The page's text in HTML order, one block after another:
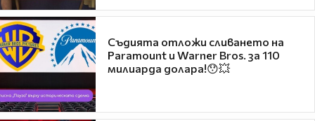
Съдията отложи сливането на
Paramount и Warner Bros. за 110
милиарда долара!😯💥